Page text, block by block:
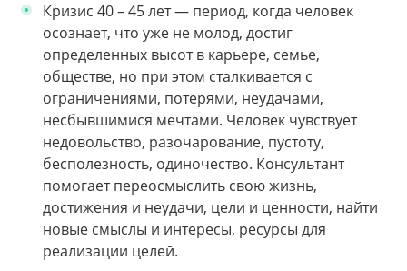
Кризис 40 – 45 лет — период, когда человек
осознает, что уже не молод, достиг
определенных высот в карьере, семье,
обществе, но при этом сталкивается с
ограничениями, потерями, неудачами,
несбывшимися мечтами. Человек чувствует
недовольство, разочарование, пустоту,
бесполезность, одиночество. Консультант
помогает переосмыслить свою жизнь,
достижения и неудачи, цели и ценности, найти
новые смыслы и интересы, ресурсы для
реализации целей.